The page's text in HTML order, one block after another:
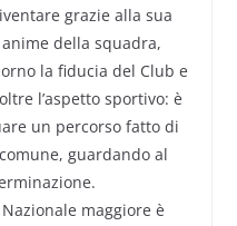
grazie alla sua
della squadra,
la fiducia del Club e
l’aspetto sportivo: è
un percorso fatto di
guardando al
maggiore è